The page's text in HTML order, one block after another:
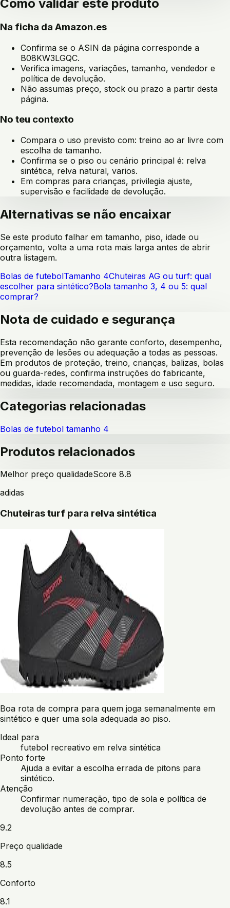
Como validar este produto
Na ficha da Amazon.es
Confirma se o ASIN da página corresponde a
B08KW3LGQC.
Verifica imagens, variações, tamanho, vendedor e
política de devolução.
Não assumas preço, stock ou prazo a partir desta
página.
No teu contexto
Compara o uso previsto com: treino ao ar livre com
escolha de tamanho.
Confirma se o piso ou cenário principal é: relva
sintética, relva natural, varios.
Em compras para crianças, privilegia ajuste,
supervisão e facilidade de devolução.
Alternativas se não encaixar
Se este produto falhar em tamanho, piso, idade ou
orçamento, volta a uma rota mais larga antes de abrir
outra listagem.
Bolas de futebolTamanho 4Chuteiras AG ou turf: qual
escolher para sintético?Bola tamanho 3, 4 ou 5: qual
comprar?
Nota de cuidado e segurança
Esta recomendação não garante conforto, desempenho,
prevenção de lesões ou adequação a todas as pessoas.
Em produtos de proteção, treino, crianças, balizas, bolas
ou guarda-redes, confirma instruções do fabricante,
medidas, idade recomendada, montagem e uso seguro.
Categorias relacionadas
Bolas de futebol tamanho 4
Produtos relacionados
Melhor preço qualidadeScore 8.8
adidas
Chuteiras turf para relva sintética
Boa rota de compra para quem joga semanalmente em
sintético e quer uma sola adequada ao piso.
Ideal para
futebol recreativo em relva sintética
Ponto forte
Ajuda a evitar a escolha errada de pitons para
sintético.
Atenção
Confirmar numeração, tipo de sola e política de
devolução antes de comprar.
9.2
Preço qualidade
8.5
Conforto
8.1